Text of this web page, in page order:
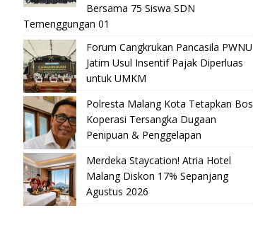
Bersama 75 Siswa SDN
Temenggungan 01
Forum Cangkrukan Pancasila PWNU
Jatim Usul Insentif Pajak Diperluas
untuk UMKM
Polresta Malang Kota Tetapkan Bos
Koperasi Tersangka Dugaan
Penipuan & Penggelapan
Merdeka Staycation! Atria Hotel
Malang Diskon 17% Sepanjang
Agustus 2026